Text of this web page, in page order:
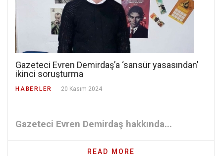
Gazeteci Evren Demirdaş’a ‘sansür yasasından’
ikinci soruşturma
HABERLER 20 Kasım 2024
Gazeteci Evren Demirdaş hakkında...
READ MORE